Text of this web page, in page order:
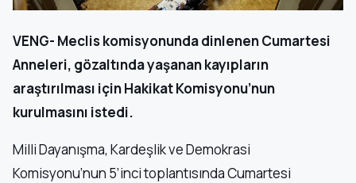
VENG- Meclis komisyonunda dinlenen Cumartesi
Anneleri, gözaltında yaşanan kayıpların
araştırılması için Hakikat Komisyonu’nun
kurulmasını istedi.
Milli Dayanışma, Kardeşlik ve Demokrasi
Komisyonu’nun 5’inci toplantısında Cumartesi